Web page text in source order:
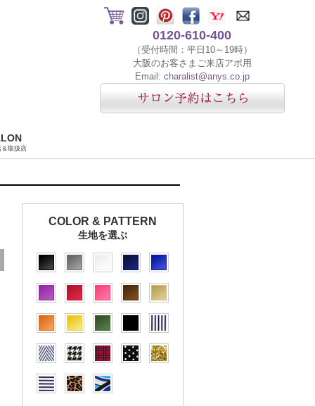
0120-610-400
（受付時間：平日10～19時）
大阪のお客さまご来店アポ用
Email: charalist@anys.co.jp
＆取扱店
COLOR & PATTERN
生地を選ぶ